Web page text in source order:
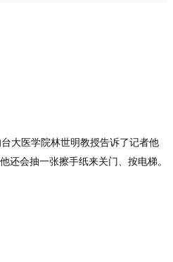
大医学院林世明教授告诉了记者他
还会抽一张擦手纸来关门、按电梯。